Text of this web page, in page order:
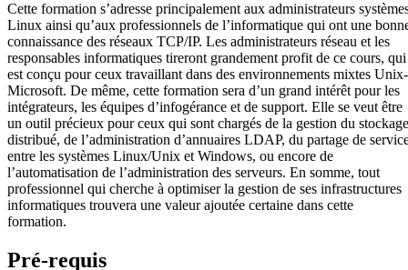
Cette formation s’adresse principalement aux administrateurs
Linux ainsi qu’aux professionnels de l’informatique qui ont une
connaissance des réseaux TCP/IP. Les administrateurs réseau et les
responsables informatiques tireront grandement profit de ce cours, qui
est conçu pour ceux travaillant dans des environnements mixtes Unix-
Microsoft. De même, cette formation sera d’un grand intérêt pour les
intégrateurs, les équipes d’infogérance et de support. Elle se veut être
un outil précieux pour ceux qui sont chargés de la gestion du stockage
distribué, de l’administration d’annuaires LDAP, du partage de
entre les systèmes Linux/Unix et Windows, ou encore de
l’automatisation de l’administration des serveurs. En somme, tout
professionnel qui cherche à optimiser la gestion de ses infrastructures
informatiques trouvera une valeur ajoutée certaine dans cette
formation.
Pré-requis